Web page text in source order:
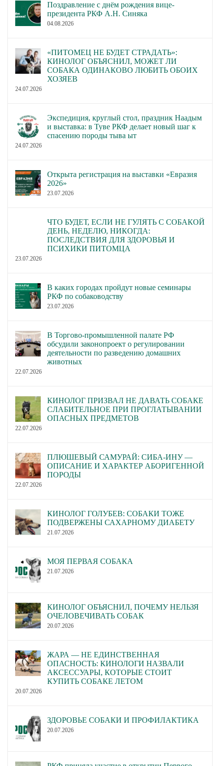
Поздравление с днём рождения вице-
президента РКФ А.Н. Синяка
04.08.2026
«ПИТОМЕЦ НЕ БУДЕТ СТРАДАТЬ»:
КИНОЛОГ ОБЪЯСНИЛ, МОЖЕТ ЛИ
СОБАКА ОДИНАКОВО ЛЮБИТЬ ОБОИХ
ХОЗЯЕВ
24.07.2026
Экспедиция, круглый стол, праздник Наадым
и выставка: в Туве РКФ делает новый шаг к
спасению породы тыва ыт
24.07.2026
Открыта регистрация на выставки «Евразия
2026»
23.07.2026
ЧТО БУДЕТ, ЕСЛИ НЕ ГУЛЯТЬ С СОБАКОЙ
ДЕНЬ, НЕДЕЛЮ, НИКОГДА:
ПОСЛЕДСТВИЯ ДЛЯ ЗДОРОВЬЯ И
ПСИХИКИ ПИТОМЦА
23.07.2026
В каких городах пройдут новые семинары
РКФ по собаководству
23.07.2026
В Торгово-промышленной палате РФ
обсудили законопроект о регулировании
деятельности по разведению домашних
животных
22.07.2026
КИНОЛОГ ПРИЗВАЛ НЕ ДАВАТЬ СОБАКЕ
СЛАБИТЕЛЬНОЕ ПРИ ПРОГЛАТЫВАНИИ
ОПАСНЫХ ПРЕДМЕТОВ
22.07.2026
ПЛЮШЕВЫЙ САМУРАЙ: СИБА-ИНУ —
ОПИСАНИЕ И ХАРАКТЕР АБОРИГЕННОЙ
ПОРОДЫ
22.07.2026
КИНОЛОГ ГОЛУБЕВ: СОБАКИ ТОЖЕ
ПОДВЕРЖЕНЫ САХАРНОМУ ДИАБЕТУ
21.07.2026
МОЯ ПЕРВАЯ СОБАКА
21.07.2026
КИНОЛОГ ОБЪЯСНИЛ, ПОЧЕМУ НЕЛЬЗЯ
ОЧЕЛОВЕЧИВАТЬ СОБАК
20.07.2026
ЖАРА — НЕ ЕДИНСТВЕННАЯ
ОПАСНОСТЬ: КИНОЛОГИ НАЗВАЛИ
АКСЕССУАРЫ, КОТОРЫЕ СТОИТ
КУПИТЬ СОБАКЕ ЛЕТОМ
20.07.2026
ЗДОРОВЬЕ СОБАКИ И ПРОФИЛАКТИКА
20.07.2026